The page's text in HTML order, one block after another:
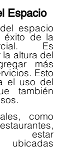
Espacio
espacio
de la
Es
la altura del
más
Esto
el uso del
también
como
ubicadas